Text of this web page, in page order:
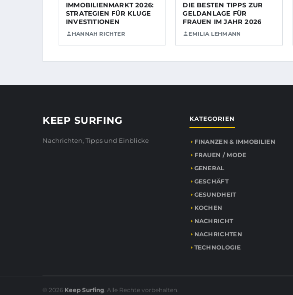
IMMOBILIENMARKT 2026:
STRATEGIEN FÜR KLUGE
INVESTITIONEN
HANNAH RICHTER
DIE BESTEN TIPPS ZUR
GELDANLAGE FÜR
FRAUEN IM JAHR 2026
EMILIA LEHMANN
KEEP SURFING
Nachrichten, Tipps und Einblicke
KATEGORIEN
FINANZEN & IMMOBILIEN
FRAUEN / MODE
GENERAL
GESCHÄFT
GESUNDHEIT
KOCHEN
NACHRICHT
NACHRICHTEN
TECHNOLOGIE
© 2026 Keep Surfing. Alle Rechte vorbehalten.